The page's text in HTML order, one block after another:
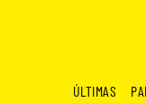
ÚLTIMAS